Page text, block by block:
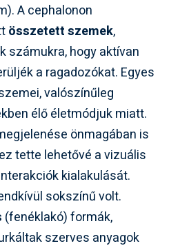
A cephalonon
összetett szemek,
számukra, hogy aktívan
a ragadozókat. Egyes
valószínűleg
élő életmódjuk miatt.
önmagában is
tette lehetővé a vizuális
kialakulását.
sokszínű volt.
(fenéklakó) formák,
szerves anyagok